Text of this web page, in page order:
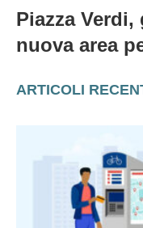
Piazza
nuova area
ARTICOLI